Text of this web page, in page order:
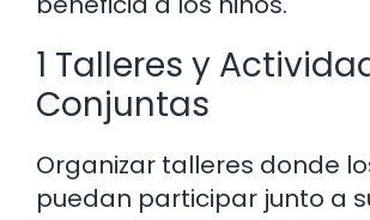
1 Talleres y
Conjuntas
Organizar talleres donde
puedan participar junto a